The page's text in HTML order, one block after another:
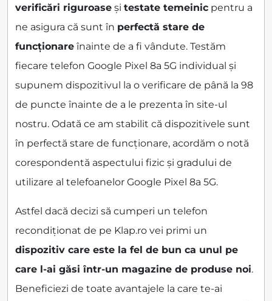
verificări riguroase și testate temeinic pentru a
ne asigura că sunt în perfectă stare de
funcționare înainte de a fi vândute. Testăm
fiecare telefon Google Pixel 8a 5G individual și
supunem dispozitivul la o verificare de până la 98
de puncte înainte de a le prezenta în site-ul
nostru. Odată ce am stabilit că dispozitivele sunt
în perfectă stare de funcționare, acordăm o notă
corespondentă aspectului fizic și gradului de
utilizare al telefoanelor Google Pixel 8a 5G.
Astfel dacă decizi să cumperi un telefon
recondiționat de pe Klap.ro vei primi un
dispozitiv care este la fel de bun ca unul pe
care l-ai găsi într-un magazine de produse noi.
Beneficiezi de toate avantajele la care te-ai